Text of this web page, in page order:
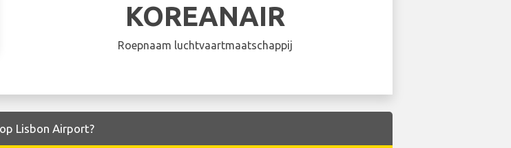
KOREANAIR
Roepnaam luchtvaartmaatschappij
Lisbon Airport?